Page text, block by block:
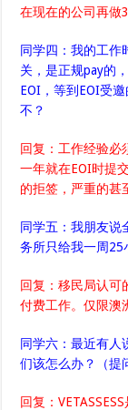
在现在的公司再做
同学四：我的工作
关，是正规pay的
EOI，等到EOI受
不？
回复：工作经验必
一年就在EOI时提
的拒签，严重的甚
同学五：我朋友说
务所只给我一周25
回复：移民局认可
付费工作。仅限澳
同学六：最近有人
们该怎么办？（提
回复：